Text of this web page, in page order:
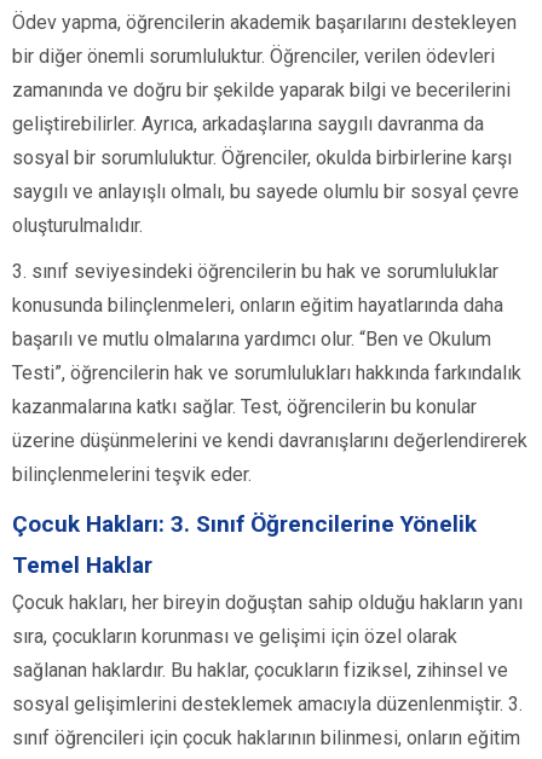
Ödev yapma, öğrencilerin akademik başarılarını destekleyen
bir diğer önemli sorumluluktur. Öğrenciler, verilen ödevleri
zamanında ve doğru bir şekilde yaparak bilgi ve becerilerini
geliştirebilirler. Ayrıca, arkadaşlarına saygılı davranma da
sosyal bir sorumluluktur. Öğrenciler, okulda birbirlerine karşı
saygılı ve anlayışlı olmalı, bu sayede olumlu bir sosyal çevre
oluşturulmalıdır.
3. sınıf seviyesindeki öğrencilerin bu hak ve sorumluluklar
konusunda bilinçlenmeleri, onların eğitim hayatlarında daha
başarılı ve mutlu olmalarına yardımcı olur. “Ben ve Okulum
Testi”, öğrencilerin hak ve sorumlulukları hakkında farkındalık
kazanmalarına katkı sağlar. Test, öğrencilerin bu konular
üzerine düşünmelerini ve kendi davranışlarını değerlendirerek
bilinçlenmelerini teşvik eder.
Çocuk Hakları: 3. Sınıf Öğrencilerine Yönelik
Temel Haklar
Çocuk hakları, her bireyin doğuştan sahip olduğu hakların yanı
sıra, çocukların korunması ve gelişimi için özel olarak
sağlanan haklardır. Bu haklar, çocukların fiziksel, zihinsel ve
sosyal gelişimlerini desteklemek amacıyla düzenlenmiştir. 3.
sınıf öğrencileri için çocuk haklarının bilinmesi, onların eğitim